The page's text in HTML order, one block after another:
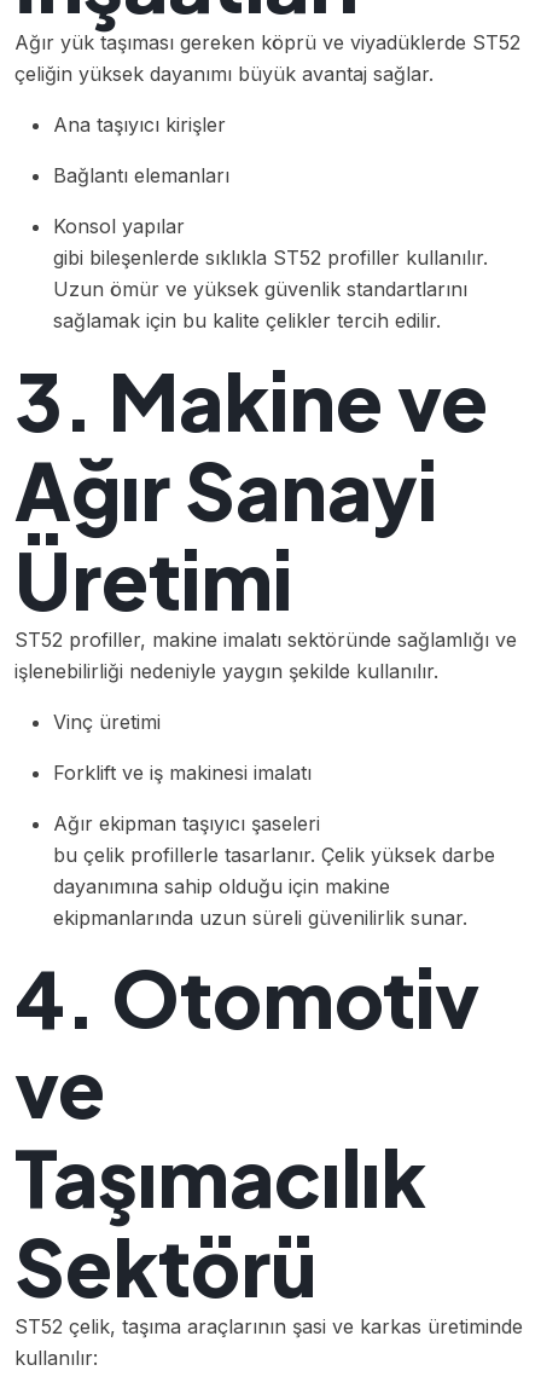
Ağır yük taşıması gereken köprü ve viyadüklerde ST52
çeliğin yüksek dayanımı büyük avantaj sağlar.
Ana taşıyıcı kirişler
Bağlantı elemanları
Konsol yapılar
gibi bileşenlerde sıklıkla ST52 profiller kullanılır.
Uzun ömür ve yüksek güvenlik standartlarını
sağlamak için bu kalite çelikler tercih edilir.
3. Makine ve
Ağır Sanayi
Üretimi
ST52 profiller, makine imalatı sektöründe sağlamlığı ve
işlenebilirliği nedeniyle yaygın şekilde kullanılır.
Vinç üretimi
Forklift ve iş makinesi imalatı
Ağır ekipman taşıyıcı şaseleri
bu çelik profillerle tasarlanır. Çelik yüksek darbe
dayanımına sahip olduğu için makine
ekipmanlarında uzun süreli güvenilirlik sunar.
4. Otomotiv
ve
Taşımacılık
Sektörü
ST52 çelik, taşıma araçlarının şasi ve karkas üretiminde
kullanılır: